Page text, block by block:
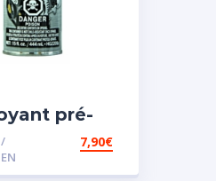
pré-
7,90€